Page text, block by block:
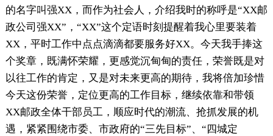
的名字叫强XX，而作为社会人，介绍我时的称呼是“XX邮
政公司强XX”，“XX”这个定语时刻提醒着我心里要装着
XX，平时工作中点点滴滴都要服务好XX。今天我手捧这
个奖章，既满怀荣耀，更感觉沉甸甸的责任，荣誉既是对
以往工作的肯定，又是对未来更高的期待，我将倍加珍惜
今天这份荣誉，定位更高的工作目标，继续依靠和带领
XX邮政全体干部员工，顺应时代的潮流、抢抓发展的机
遇，紧紧围绕市委、市政府的“三先目标”、“四城定